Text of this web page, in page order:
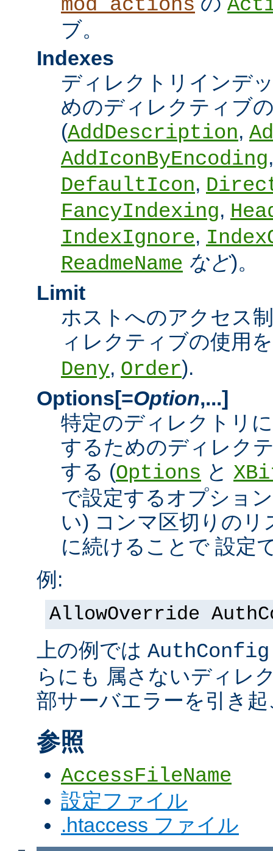
mod_actions
ブ。
Indexes
ディレクトリインデ
めのディレクティブ
(AddDescription,
AddIconByEncoding
DefaultIcon,
FancyIndexing,
IndexIgnore,
ReadmeName など)。
Limit
ホストへのアクセス
ィレクティブの使用
Deny, Order).
Options[=Option,...]
特定のディレクトリ
するためのディレク
する (Options と
で設定するオプショ
い) コンマ区切りの
に続けることで 設定
例:
AllowOverride
上の例では AuthConfig
らにも 属さないディレ
部サーバエラーを引き
参照
AccessFileName
設定ファイル
.htaccess ファイル